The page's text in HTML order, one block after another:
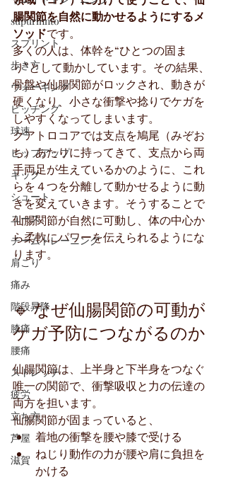
supurinnto
スプリント
歩き方
ウォーキング
ピッチング
球速
ヒップアップ
キック
シュート
ユース
チームトレーニング
肩こり
痛み
階段昇降
膝痛
腰痛
ストレッチ
疲労
立ち方
芦屋
滋賀
腸関節を自然に動かせるようにするメ
ソッドです。
多くの人は、体幹を“ひとつの固ま
り”として動かしています。その結果、
骨盤や仙腸関節がロックされ、動きが
硬くなり、小さな衝撃や捻りでケガを
しやすくなってしまいます。
クアトロコアでは支点を鳩尾（みぞお
ち）あたりに持ってきて、支点から両
手両足が生えているかのように、これ
らを４つを分離して動かせるように動
きを変えていきます。そうすることで
仙腸関節が自然に可動し、体の中心か
ら柔軟にパワーを伝えられるようにな
ります。
🔹 なぜ仙腸関節の可動が
ケガ予防につながるのか
仙腸関節は、上半身と下半身をつなぐ
唯一の関節で、衝撃吸収と力の伝達の
両方を担います。
仙腸関節が固まっていると、
着地の衝撃を腰や膝で受ける
ねじり動作の力が腰や肩に負担を
かける